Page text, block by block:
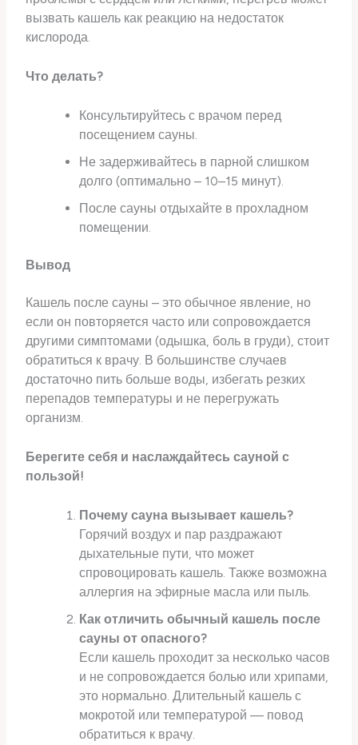
вызвать кашель как реакцию на недостаток
кислорода.
Что делать?
Консультируйтесь с врачом перед
посещением сауны.
Не задерживайтесь в парной слишком
долго (оптимально – 10–15 минут).
После сауны отдыхайте в прохладном
помещении.
Вывод
Кашель после сауны – это обычное явление, но
если он повторяется часто или сопровождается
другими симптомами (одышка, боль в груди), стоит
обратиться к врачу. В большинстве случаев
достаточно пить больше воды, избегать резких
перепадов температуры и не перегружать
организм.
Берегите себя и наслаждайтесь сауной с
пользой!
Почему сауна вызывает кашель?
Горячий воздух и пар раздражают
дыхательные пути, что может
спровоцировать кашель. Также возможна
аллергия на эфирные масла или пыль.
Как отличить обычный кашель после
сауны от опасного?
Если кашель проходит за несколько часов
и не сопровождается болью или хрипами,
это нормально. Длительный кашель с
мокротой или температурой — повод
обратиться к врачу.